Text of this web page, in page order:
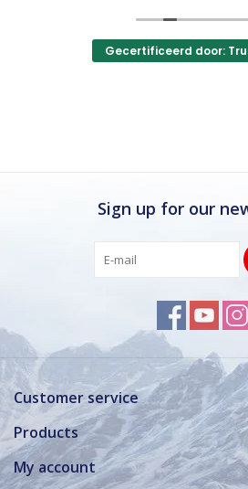
gevonden, waar met een
aanpassing het perfecte
gemaakt.Gecertificeerd door:
Sign up for our
Customer service
Products
My account